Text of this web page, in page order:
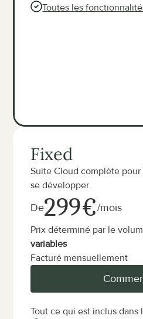
Toutes les
Fixed
Suite Cloud complète pour
se développer.
De299€/mois
Prix déterminé par le
variables
Facturé mensuellement
Tout ce qui est inclus dans